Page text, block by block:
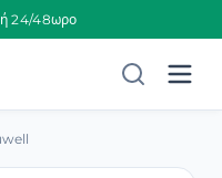
24/48ωρο